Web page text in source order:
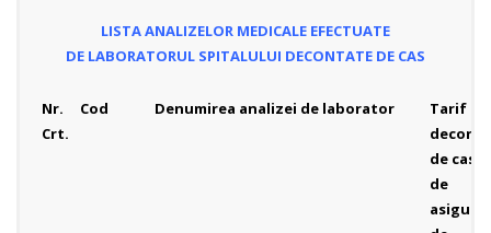
LISTA ANALIZELOR MEDICALE EFECTUATE
DE LABORATORUL SPITALULUI DECONTATE DE CAS
Nr.
Crt.
Cod Denumirea analizei de laborator
Tarif
de casa
de